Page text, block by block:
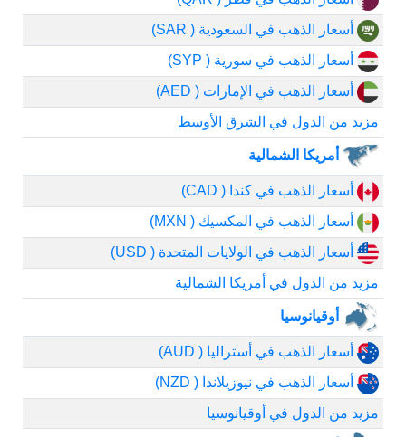
أسعار الذهب في السعودية ( SAR)
أسعار الذهب في سورية ( SYP)
أسعار الذهب في الإمارات ( AED)
مزيد من الدول في الشرق الأوسط
أمريكا الشمالية
أسعار الذهب في كندا ( CAD)
أسعار الذهب في المكسيك ( MXN)
أسعار الذهب في الولايات المتحدة ( USD)
مزيد من الدول في أمريكا الشمالية
أوقيانوسيا
أسعار الذهب في أستراليا ( AUD)
أسعار الذهب في نيوزيلاندا ( NZD)
مزيد من الدول في أوقيانوسيا